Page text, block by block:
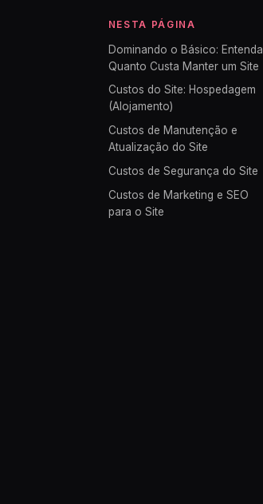
NESTA PÁGINA
Dominando o Básico: Entenda
Quanto Custa Manter um Site
Custos do Site: Hospedagem
(Alojamento)
Custos de Manutenção e
Atualização do Site
Custos de Segurança do Site
Custos de Marketing e SEO
para o Site